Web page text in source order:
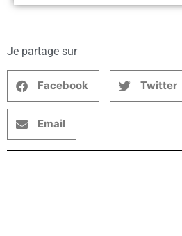
Je partage sur
Facebook Twitter
Email